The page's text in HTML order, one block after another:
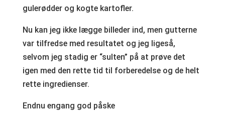
gulerødder og kogte kartofler.
Nu kan jeg ikke lægge billeder ind, men gutterne
var tilfredse med resultatet og jeg ligeså,
selvom jeg stadig er “sulten” på at prøve det
igen med den rette tid til forberedelse og de helt
rette ingredienser.
Endnu engang god påske